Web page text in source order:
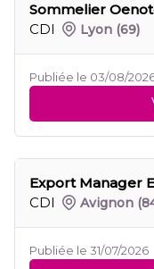
Sommelier
CDI
Lyon (69)
Publiée le 03/08/
Export Manager
CDI
Avignon
Publiée le 31/07/2026